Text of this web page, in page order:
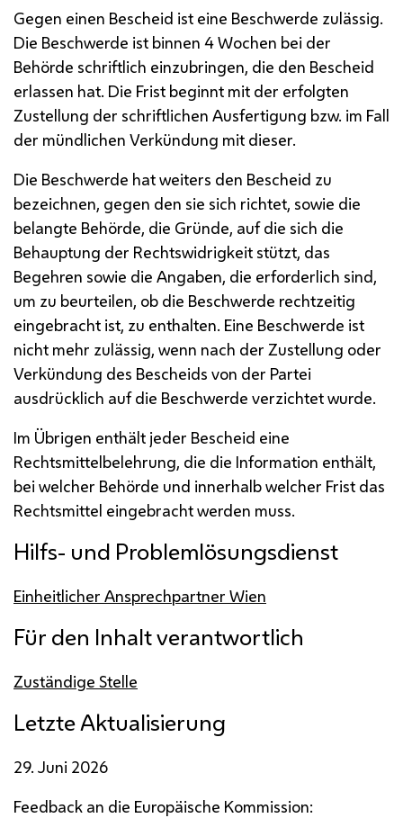
Gegen einen Bescheid ist eine Beschwerde zulässig.
Die Beschwerde ist binnen 4 Wochen bei der
Behörde schriftlich einzubringen, die den Bescheid
erlassen hat. Die Frist beginnt mit der erfolgten
Zustellung der schriftlichen Ausfertigung bzw. im Fall
der mündlichen Verkündung mit dieser.
Die Beschwerde hat weiters den Bescheid zu
bezeichnen, gegen den sie sich richtet, sowie die
belangte Behörde, die Gründe, auf die sich die
Behauptung der Rechtswidrigkeit stützt, das
Begehren sowie die Angaben, die erforderlich sind,
um zu beurteilen, ob die Beschwerde rechtzeitig
eingebracht ist, zu enthalten. Eine Beschwerde ist
nicht mehr zulässig, wenn nach der Zustellung oder
Verkündung des Bescheids von der Partei
ausdrücklich auf die Beschwerde verzichtet wurde.
Im Übrigen enthält jeder Bescheid eine
Rechtsmittelbelehrung, die die Information enthält,
bei welcher Behörde und innerhalb welcher Frist das
Rechtsmittel eingebracht werden muss.
Hilfs- und Problemlösungsdienst
Einheitlicher Ansprechpartner Wien
Für den Inhalt verantwortlich
Zuständige Stelle
Letzte Aktualisierung
29. Juni 2026
Feedback an die Europäische Kommission: